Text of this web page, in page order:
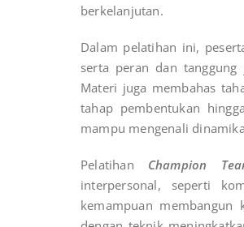
berkelanjutan.
Dalam pelatihan ini,
serta peran dan
Materi juga membahas
tahap pembentukan
mampu mengenali
Pelatihan Champion
interpersonal, seperti
kemampuan membangun